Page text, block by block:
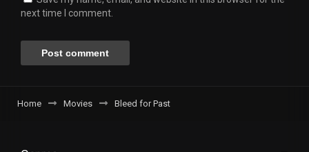
next time I comment.
Home Movies Bleed for Past